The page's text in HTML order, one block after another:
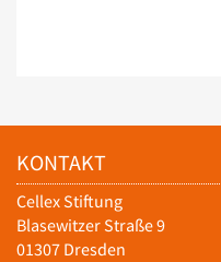
KONTAKT
Cellex Stiftung
Blasewitzer Straße 9
01307 Dresden